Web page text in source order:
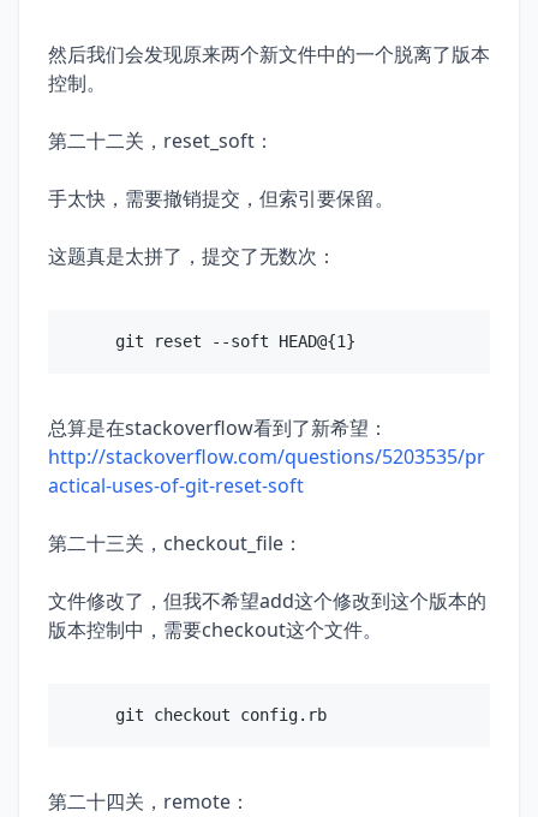
然后我们会发现原来两个新文件中的一个脱离了版本
控制。
第二十二关，reset_soft：
手太快，需要撤销提交，但索引要保留。
这题真是太拼了，提交了无数次：
总算是在stackoverflow看到了新希望：
http://stackoverflow.com/questions/5203535/pr
actical-uses-of-git-reset-soft
第二十三关，checkout_file：
文件修改了，但我不希望add这个修改到这个版本的
版本控制中，需要checkout这个文件。
第二十四关，remote：